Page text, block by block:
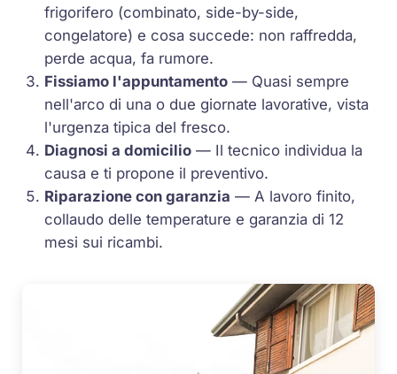
frigorifero (combinato, side-by-side,
congelatore) e cosa succede: non raffredda,
perde acqua, fa rumore.
Fissiamo l'appuntamento — Quasi sempre
nell'arco di una o due giornate lavorative, vista
l'urgenza tipica del fresco.
Diagnosi a domicilio — Il tecnico individua la
causa e ti propone il preventivo.
Riparazione con garanzia — A lavoro finito,
collaudo delle temperature e garanzia di 12
mesi sui ricambi.